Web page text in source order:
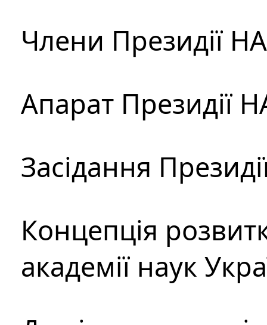
Члени Президії
Апарат Президії
Засідання
Концепція
академії наук